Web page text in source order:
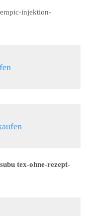
injektion-
tex-ohne-rezept-